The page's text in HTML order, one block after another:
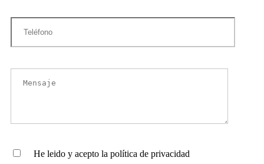
He leido y acepto la política de privacidad